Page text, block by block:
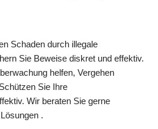
Schaden durch illegale
Sie Beweise diskret und effektiv.
helfen, Vergehen
Sie Ihre
Wir beraten Sie gerne
.